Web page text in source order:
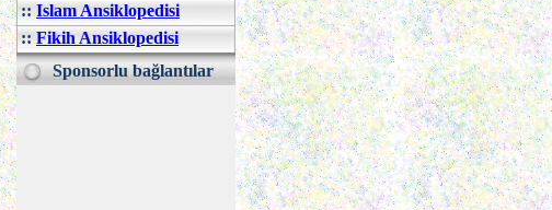
:: Islam Ansiklopedisi
:: Fikih Ansiklopedisi
Sponsorlu bağlantılar